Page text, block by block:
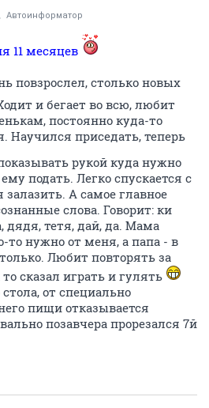
Автоинформатор
11 месяцев
повзрослел, столько новых
и бегает во всю, любит
постоянно куда-то
Научился приседать, теперь
рукой куда нужно
подать. Легко спускается с
залазить. А самое главное
слова. Говорит: ки
дядя, тетя, дай, да. Мама
то нужно от меня, а папа - в
Любит повторять за
сказал играть и гулять
от специально
пищи отказывается
позавчера прорезался 7й